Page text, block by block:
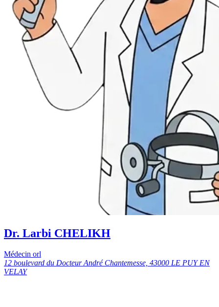
Dr. Larbi CHELIKH
Médecin orl
12 boulevard du Docteur André Chantemesse, 43000 LE PUY EN
VELAY